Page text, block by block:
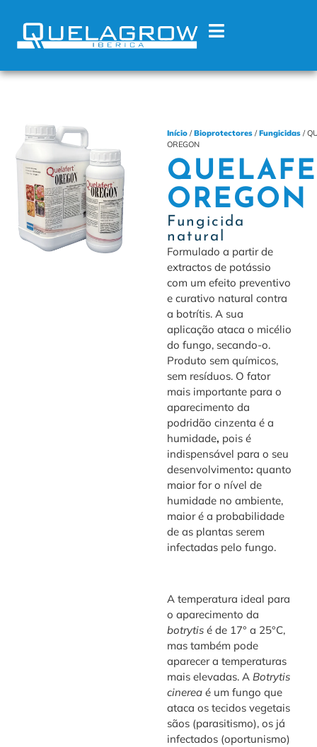
Início /Bioprotectores /Fungicidas /
OREGON
OREGON
Fungicida
natural
Formulado a partir de
extractos de potássio
com um efeito preventivo
e curativo natural contra
a botrítis. A sua
aplicação ataca o micélio
do fungo, secando-o.
Produto sem químicos,
sem resíduos. O fator
mais importante para o
aparecimento da
podridão cinzenta é a
humidade, pois é
indispensável para o seu
desenvolvimento: quanto
maior for o nível de
humidade no ambiente,
maior é a probabilidade
de as plantas serem
infectadas pelo fungo.
A temperatura ideal para
o aparecimento da
botrytis é de 17° a 25°C,
mas também pode
aparecer a temperaturas
mais elevadas. ABotrytis
cinerea é um fungo que
ataca os tecidos vegetais
sãos (parasitismo), os já
infectados (oportunismo)